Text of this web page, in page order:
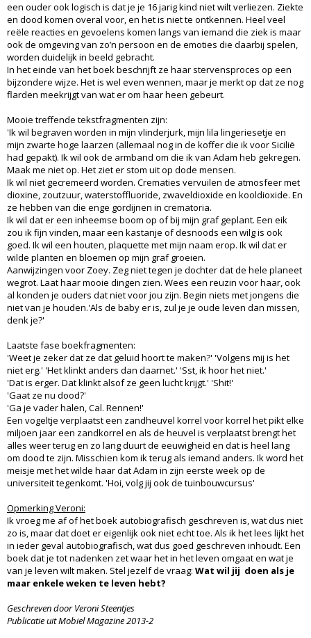
een ouder ook logisch is dat je je 16 jarig kind niet wilt verliezen. Ziekte
en dood komen overal voor, en het is niet te ontkennen. Heel veel
reële reacties en gevoelens komen langs van iemand die ziek is maar
ook de omgeving van zo’n persoon en de emoties die daarbij spelen,
worden duidelijk in beeld gebracht.
In het einde van het boek beschrijft ze haar stervensproces op een
bijzondere wijze. Het is wel even wennen, maar je merkt op dat ze nog
flarden meekrijgt van wat er om haar heen gebeurt.
Mooie treffende tekstfragmenten zijn:
'Ik wil begraven worden in mijn vlinderjurk, mijn lila lingeriesetje en
mijn zwarte hoge laarzen (allemaal nog in de koffer die ik voor Sicilië
had gepakt). Ik wil ook de armband om die ik van Adam heb gekregen.
Maak me niet op. Het ziet er stom uit op dode mensen.
Ik wil niet gecremeerd worden. Crematies vervuilen de atmosfeer met
dioxine, zoutzuur, waterstoffluoride, zwaveldioxide en kooldioxide. En
ze hebben van die enge gordijnen in crematoria.
Ik wil dat er een inheemse boom op of bij mijn graf geplant. Een eik
zou ik fijn vinden, maar een kastanje of desnoods een wilg is ook
goed. Ik wil een houten, plaquette met mijn naam erop. Ik wil dat er
wilde planten en bloemen op mijn graf groeien.
Aanwijzingen voor Zoey. Zeg niet tegen je dochter dat de hele planeet
wegrot. Laat haar mooie dingen zien. Wees een reuzin voor haar, ook
al konden je ouders dat niet voor jou zijn. Begin niets met jongens die
niet van je houden.'Als de baby er is, zul je je oude leven dan missen,
denk je?'
Laatste fase boekfragmenten:
'Weet je zeker dat ze dat geluid hoort te maken?' 'Volgens mij is het
niet erg.' 'Het klinkt anders dan daarnet.' 'Sst, ik hoor het niet.'
'Dat is erger. Dat klinkt alsof ze geen lucht krijgt.' 'Shit!'
'Gaat ze nu dood?'
'Ga je vader halen, Cal. Rennen!'
Een vogeltje verplaatst een zandheuvel korrel voor korrel het pikt elke
miljoen jaar een zandkorrel en als de heuvel is verplaatst brengt het
alles weer terug en zo lang duurt de eeuwigheid en dat is heel lang
om dood te zijn. Misschien kom ik terug als iemand anders. Ik word het
meisje met het wilde haar dat Adam in zijn eerste week op de
universiteit tegenkomt. 'Hoi, volg jij ook de tuinbouwcursus'
Opmerking Veroni:
Ik vroeg me af of het boek autobiografisch geschreven is, wat dus niet
zo is, maar dat doet er eigenlijk ook niet echt toe. Als ik het lees lijkt het
in ieder geval autobiografisch, wat dus goed geschreven inhoudt. Een
boek dat je tot nadenken zet waar het in het leven omgaat en wat je
van je leven wilt maken. Stel jezelf de vraag: Wat wil jij doen als je
maar enkele weken te leven hebt?
Geschreven door Veroni Steentjes
Publicatie uit Mobiel Magazine 2013-2